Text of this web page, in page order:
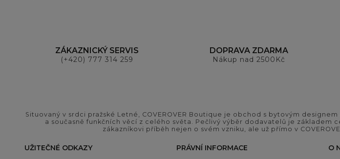
ZÁKAZNICKÝ SERVIS
(+420) 777 314 259
DOPRAVA ZDARMA
Nákup nad 2500Kč
Situovaný v srdci pražské Letné, COVEROVER Boutique je obchod s bytovým
a současně funkčních věcí z celého světa. Pečlivý výběr dodavatelů je základem
zákazníkovi příběh nejen o svém vzniku, ale už přímo v
UŽITEČNÉ ODKAZY
PRÁVNÍ INFORMACE
O